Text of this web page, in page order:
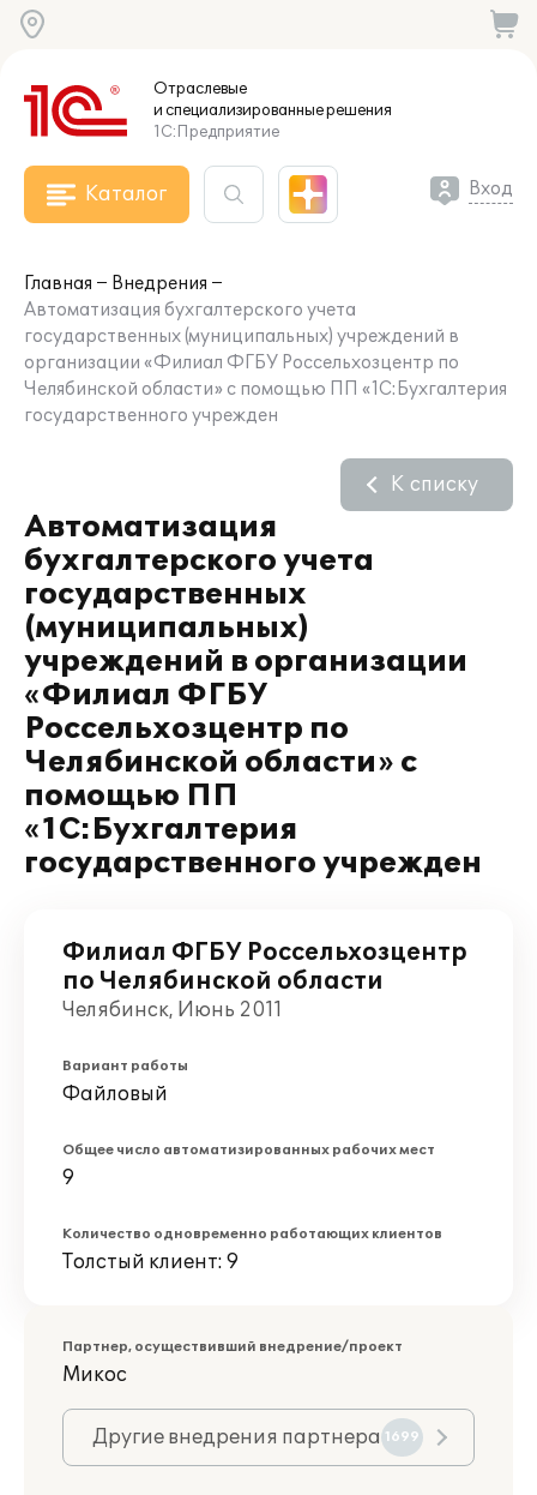
Отраслевые
и специализированныерешения
1С:Предприятие
Каталог Вход
Главная
Внедрения
Автоматизация бухгалтерского учета
государственных (муниципальных) учреждений в
организации «Филиал ФГБУ Россельхозцентр по
Челябинской области» с помощью ПП «1С:Бухгалтерия
государственного учрежден
Автоматизация
бухгалтерского учета
государственных
(муниципальных)
учреждений в организации
«Филиал ФГБУ
Россельхозцентр по
Челябинской области» с
помощью ПП
«1С:Бухгалтерия
государственного учрежден
К списку
Филиал ФГБУ Россельхозцентр
по Челябинской области
Челябинск, Июнь 2011
Вариант работы
Файловый
Общее число автоматизированных рабочих мест
9
Количество одновременно работающих клиентов
Толстый клиент: 9
Партнер, осуществивший внедрение/проект
Микос
Другие внедрения партнера 1699